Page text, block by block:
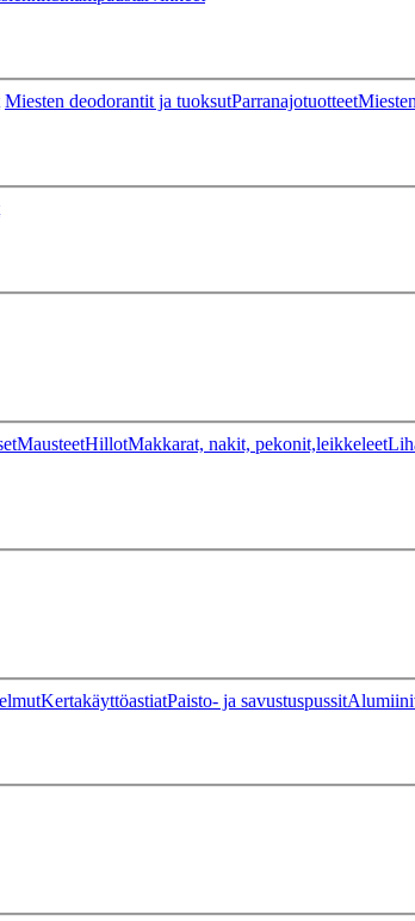
Miesten deodorantit ja tuoksutParranajotuotteet
MausteetHillotMakkarat, nakit, pekonit,leikkeleet
KertakäyttöastiatPaisto- ja savustuspussit